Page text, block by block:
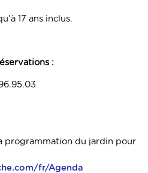
17 ans inclus.
:
programmation du jardin pour
fr/Agenda